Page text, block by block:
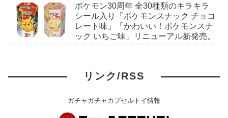
ポケモン30周年 全30種類のキラキラ
シール入り「ポケモンスナック チョコ
レート味」「かわいい！ポケモンスナ
ック いちご味」リニューアル新発売。
リンク/RSS
ガチャガチャカプセルトイ情報